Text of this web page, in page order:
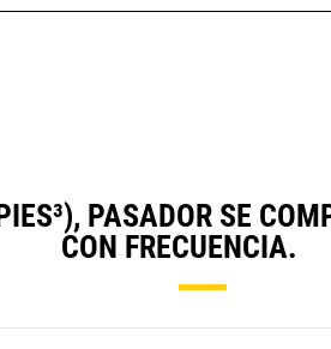
PASADOR SE
CON FRECUENCIA.